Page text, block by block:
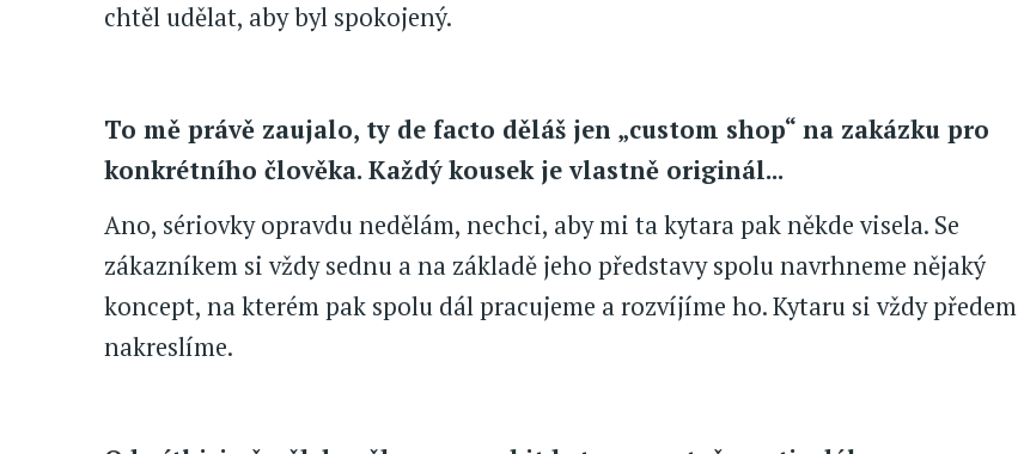
chtěl udělat, aby byl spokojený.
To mě právě zaujalo, ty de facto děláš jen „custom shop“ na zakázku pro
konkrétního člověka. Každý kousek je vlastně originál...
Ano, sériovky opravdu nedělám, nechci, aby mi ta kytara pak někde visela. Se
zákazníkem si vždy sednu a na základě jeho představy spolu navrhneme nějaký
koncept, na kterém pak spolu dál pracujeme a rozvíjíme ho. Kytaru si vždy předem
nakreslíme.